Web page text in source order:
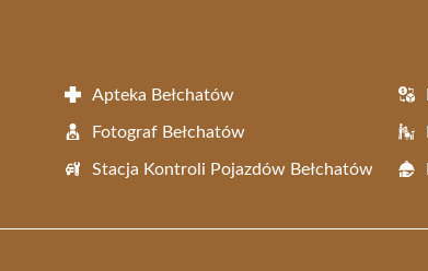
Apteka Bełchatów
Fotograf Bełchatów
Stacja Kontroli Pojazdów Bełchatów